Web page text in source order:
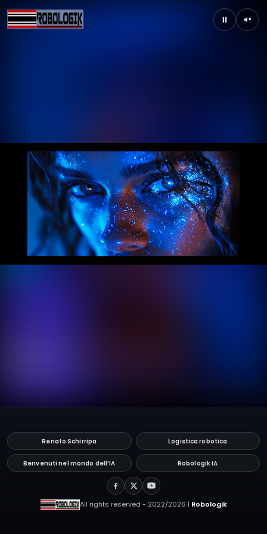
All rights reserved - 2022/2026 | Robologik
Renato Schirripa Logistica robotica
Benvenuti nel mondo dell’IA Robologik IA